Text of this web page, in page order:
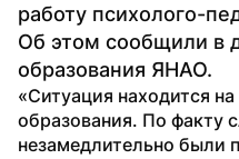
работу психолого-
Об этом сообщили в
образования ЯНАО.
«Ситуация находится
образования. По факту
незамедлительно были